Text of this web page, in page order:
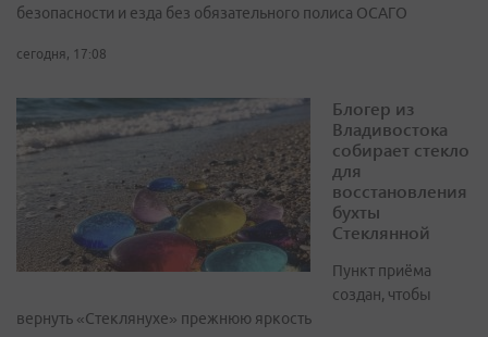
безопасности и езда без обязательного полиса ОСАГО
сегодня, 17:08
Блогер из
Владивостока
собирает стекло
для
восстановления
бухты
Стеклянной
Пункт приёма
создан, чтобы
вернуть «Стеклянухе» прежнюю яркость